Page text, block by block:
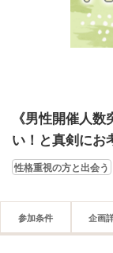
《男性開催人
い！と真剣にお
性格重視の方と出会う
参加条件 企画